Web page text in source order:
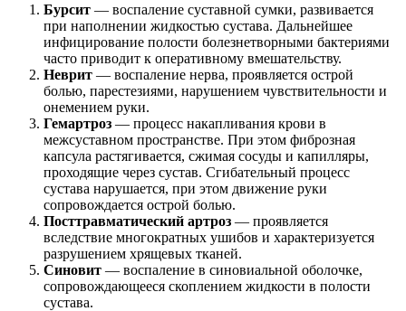
Бурсит — воспаление суставной сумки, развивается
при наполнении жидкостью сустава. Дальнейшее
инфицирование полости болезнетворными бактериями
часто приводит к оперативному вмешательству.
Неврит — воспаление нерва, проявляется острой
болью, парестезиями, нарушением чувствительности и
онемением руки.
Гемартроз — процесс накапливания крови в
межсуставном пространстве. При этом фиброзная
капсула растягивается, сжимая сосуды и капилляры,
проходящие через сустав. Сгибательный процесс
сустава нарушается, при этом движение руки
сопровождается острой болью.
Посттравматический артроз — проявляется
вследствие многократных ушибов и характеризуется
разрушением хрящевых тканей.
Синовит — воспаление в синовиальной оболочке,
сопровождающееся скоплением жидкости в полости
сустава.